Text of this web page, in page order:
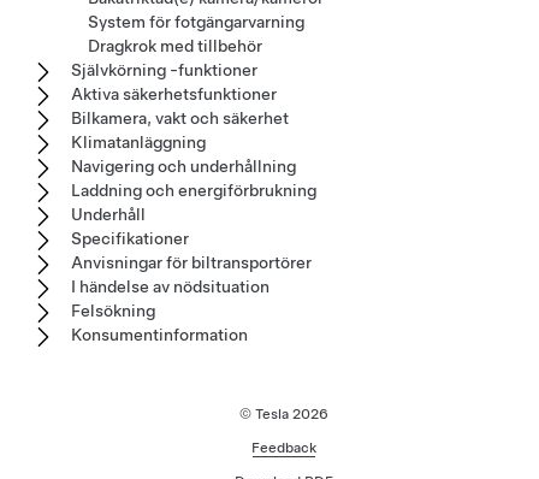
System för fotgängarvarning
Dragkrok med tillbehör
Självkörning -funktioner
Aktiva säkerhetsfunktioner
Bilkamera, vakt och säkerhet
Klimatanläggning
Navigering och underhållning
Laddning och energiförbrukning
Underhåll
Specifikationer
Anvisningar för biltransportörer
I händelse av nödsituation
Felsökning
Konsumentinformation
© Tesla 2026
Feedback